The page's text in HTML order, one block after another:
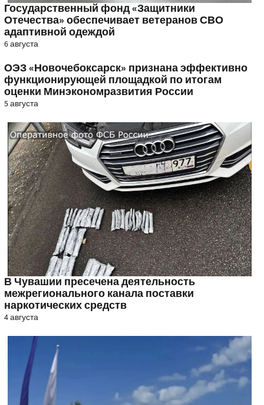
Государственный фонд «Защитники
Отечества» обеспечивает ветеранов СВО
адаптивной одеждой
6 августа
ОЭЗ «Новочебоксарск» признана эффективно
функционирующей площадкой по итогам
оценки Минэкономразвития России
5 августа
В Чувашии пресечена деятельность
межрегионального канала поставки
наркотических средств
4 августа